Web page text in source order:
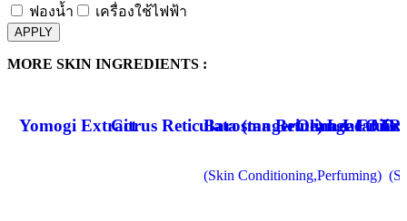
ฟองน้ำ
เครื่องใช้ไฟฟ้า
APPLY
MORE SKIN INGREDIENTS :
Yomogi ExtractCitrus Reticulata (tangerine) Leaf Oil/​
Barosma Betulina Leaf
(Skin Conditioning,Perfuming)
Orange Fruit